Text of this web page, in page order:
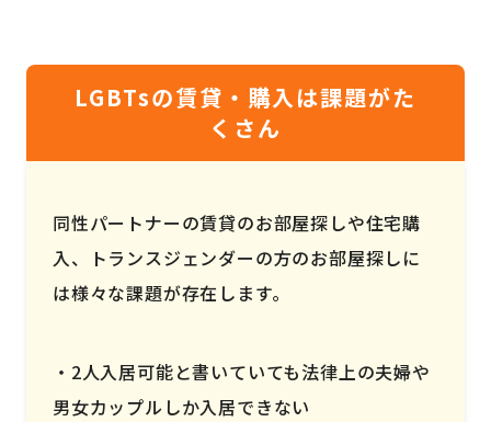
LGBTsの賃貸・購入は課題がた
くさん
同性パートナーの賃貸のお部屋探しや住宅購
入、トランスジェンダーの方のお部屋探しに
は様々な課題が存在します。
2人入居可能と書いていても法律上の夫婦や
男女カップルしか入居できない